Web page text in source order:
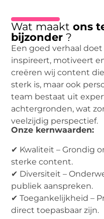
Wat maaktons
bijzonder?
Een goed verhaal
inspireert, motiveert
creëren wij content
sterk is, maar ook
team bestaat uit
achtergronden, wat
veelzijdig perspectief.
Onze kernwaarden:
✔ Kwaliteit – Grondig
sterke content.
✔ Diversiteit –
publiek aanspreken.
✔ Toegankelijkheid –
direct toepasbaar zijn.